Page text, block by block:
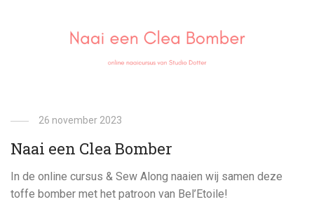
26 november 2023
Naai een Clea Bomber
In de online cursus & Sew Along naaien wij samen deze
toffe bomber met het patroon van Bel’Etoile!